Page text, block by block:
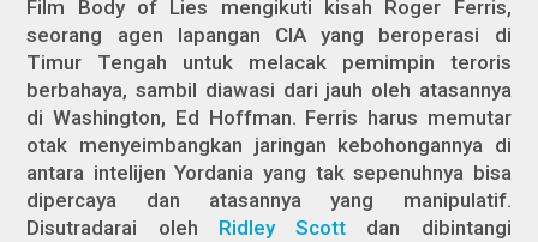
Film Body of Lies mengikuti kisah Roger Ferris,
seorang agen lapangan CIA yang beroperasi di
Timur Tengah untuk melacak pemimpin teroris
berbahaya, sambil diawasi dari jauh oleh atasannya
di Washington, Ed Hoffman. Ferris harus memutar
otak menyeimbangkan jaringan kebohongannya di
antara intelijen Yordania yang tak sepenuhnya bisa
dipercaya dan atasannya yang manipulatif.
Disutradarai oleh Ridley Scott dan dibintangi